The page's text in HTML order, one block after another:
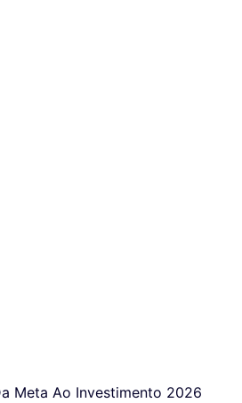
Meta Ao Investimento 2026